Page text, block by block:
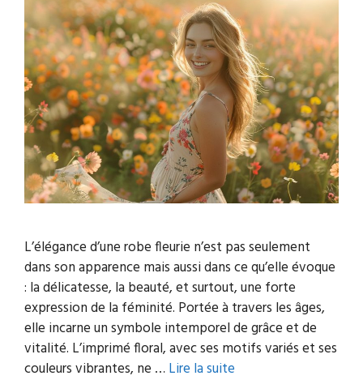
L’élégance d’une robe fleurie n’est pas seulement
dans son apparence mais aussi dans ce qu’elle évoque
: la délicatesse, la beauté, et surtout, une forte
expression de la féminité. Portée à travers les âges,
elle incarne un symbole intemporel de grâce et de
vitalité. L’imprimé floral, avec ses motifs variés et ses
couleurs vibrantes, ne …Lire la suite